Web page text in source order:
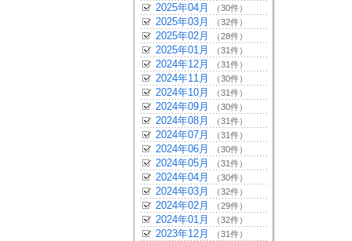
2025年04月 （30件）
2025年03月 （32件）
2025年02月 （28件）
2025年01月 （31件）
2024年12月 （31件）
2024年11月 （30件）
2024年10月 （31件）
2024年09月 （30件）
2024年08月 （31件）
2024年07月 （31件）
2024年06月 （30件）
2024年05月 （31件）
2024年04月 （30件）
2024年03月 （32件）
2024年02月 （29件）
2024年01月 （32件）
2023年12月 （31件）